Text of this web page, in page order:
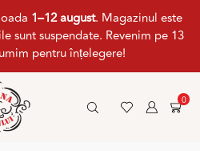
1–12 august. Magazinul este
sunt suspendate. Revenim pe 13
pentru înțelegere!
0